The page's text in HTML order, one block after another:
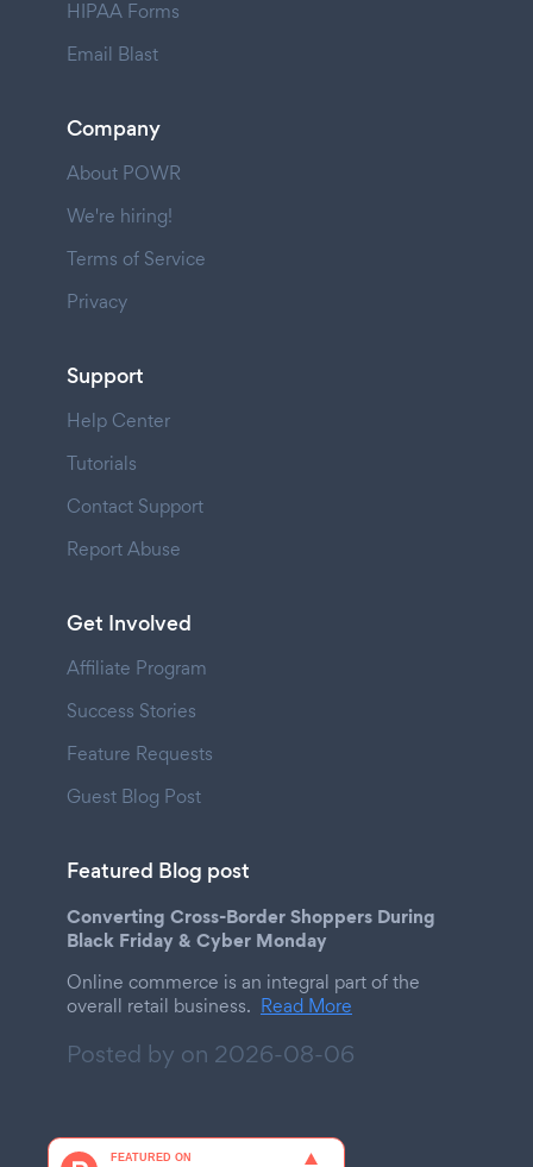
HIPAA Forms
Email Blast
Company
About POWR
We're hiring!
Terms of Service
Privacy
Support
Help Center
Tutorials
Contact Support
Report Abuse
Get Involved
Affiliate Program
Success Stories
Feature Requests
Guest Blog Post
Featured Blog post
Converting Cross-Border Shoppers During
Black Friday & Cyber Monday
Online commerce is an integral part of the
overall retail business. Read More
Posted by on 2026-08-06